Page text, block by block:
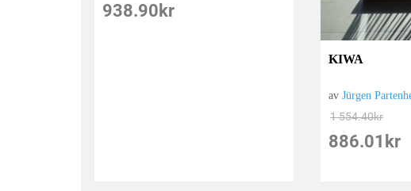
938.90 kr
KIWA
avJürgen
1 554.40kr
886.01 kr